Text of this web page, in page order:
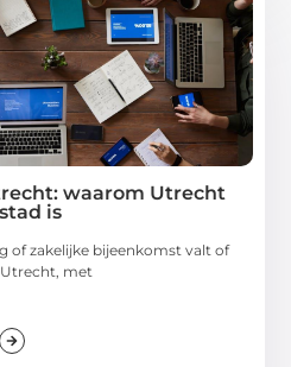
waarom Utrecht
is
of zakelijke bijeenkomst valt of
met